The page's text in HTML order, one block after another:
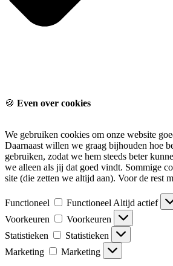
🍪 Even over cookies
We gebruiken cookies om onze website
Daarnaast willen we graag bijhouden hoe
gebruiken, zodat we hem steeds beter
we alleen als jij dat goed vindt. Sommige
site (die zetten we altijd aan). Voor de rest
Functioneel Functioneel Altijd actief
Voorkeuren
Voorkeuren
Statistieken
Statistieken
Marketing
Marketing